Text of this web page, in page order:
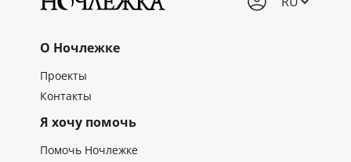
О Ночлежке
Проекты
Контакты
Я хочу помочь
Помочь Ночлежке